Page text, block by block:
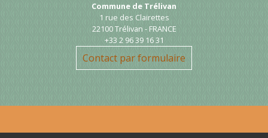
Commune de Trélivan
1 rue des Clairettes
22100 Trélivan - FRANCE
+33 2 96 39 16 31
Contact par formulaire